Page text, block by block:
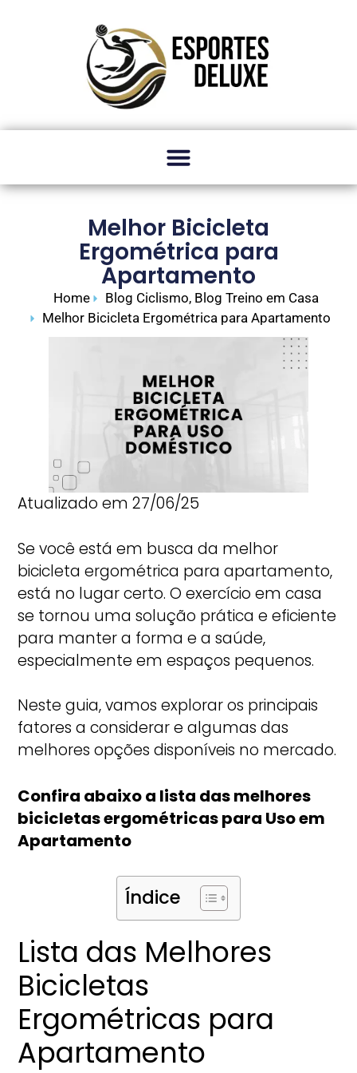
Melhor Bicicleta
Ergométrica para
Apartamento
Home Blog Ciclismo, Blog Treino em Casa
Melhor Bicicleta Ergométrica para Apartamento
Atualizado em 27/06/25
Se você está em busca da melhor
bicicleta ergométrica para apartamento,
está no lugar certo. O exercício em casa
se tornou uma solução prática e eficiente
para manter a forma e a saúde,
especialmente em espaços pequenos.
Neste guia, vamos explorar os principais
fatores a considerar e algumas das
melhores opções disponíveis no mercado.
Confira abaixo a lista das melhores
bicicletas ergométricas para Uso em
Apartamento
Índice
Lista das Melhores
Bicicletas
Ergométricas para
Apartamento